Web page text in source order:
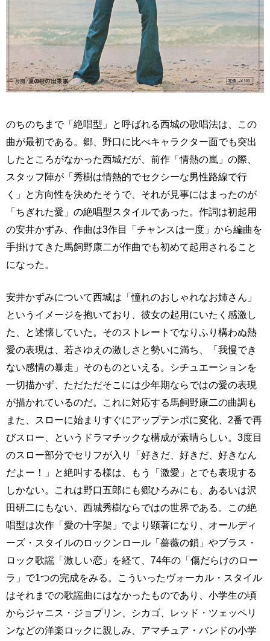
のちのちまで「絶唱型」と呼ばれる西城の歌唱法は、この
曲が最初である。郷、野口に比べキャラクター面でも突出
したところがなかった西城だが、前作「情熱の嵐」の際、
スタッフ陣が「秀樹は情熱的でセクシーな男性路線で行
く」と方向性を決めたそうで、それが見事にはまったのが
「ちぎれた愛」の絶唱型スタイルであった。作詞は初起用
の安井かずみ、作曲は3作目「チャンスは一度」から編曲を
手掛けてきた馬飼野康二が作曲でも初めて起用されること
になった。
安井かずみについて西城は「憧れのおしゃれなお姉さん」
というイメージを抱いており、彼女の起用にいたく感激し
た、と述懐していた。そのストレートでなりふり構わぬ熱
愛の表現は、若さゆえの激しさと勢いに満ち、「我慢でき
ない感情の暴走」そのものといえる。シチュエーションを
一切描かず、ただただそこには少年期ならではの愛の表現
が描かれているのだ。これに対応する馬飼野康二の曲調も
また、スローに始まりすぐにアップテンポに変化、2番で再
びスロー、というドラマチックな構成が素晴らしい。3度目
のスロー部分でセリフが入り「好きだ、好きだ、好きなん
だよー！」と絶叫する様は、もう「激愛」とでも表現する
しかない。これは野口五郎にも郷ひろみにも、あるいは沢
田研二にもない、西城秀樹ならではの世界である。この絶
唱型は次作「愛の十字架」でより顕著になり、オールディ
ーズ・スタイルのロックンロール「薔薇の鎖」やブラス・
ロック歌謡「激しい恋」を経て、74年の「傷だらけのロー
ラ」で1つの完成をみる。こういったヴォーカル・スタイル
はそれまでの歌謡曲にはなかったものであり、小学生の頃
からジャニス・ジョプリン、シカゴ、レッド・ツェッペリ
ンなどの洋楽ロックに親しみ、アマチュア・バンドの小学